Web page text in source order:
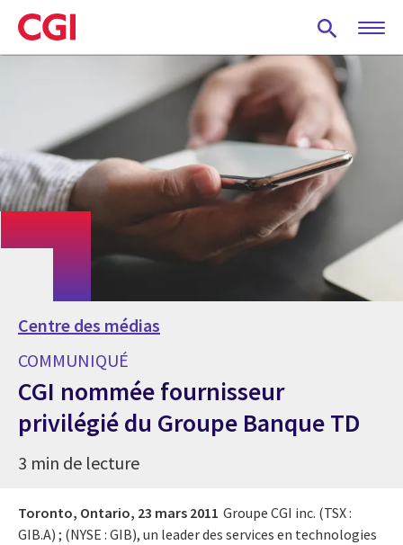
Skip
to
main
Centre des médias
COMMUNIQUÉ
CGI nommée fournisseur
privilégié du Groupe Banque TD
3 min de lecture
Toronto, Ontario, 23 mars 2011 Groupe CGI inc. (TSX :
GIB.A) ; (NYSE : GIB), un leader des services en technologies